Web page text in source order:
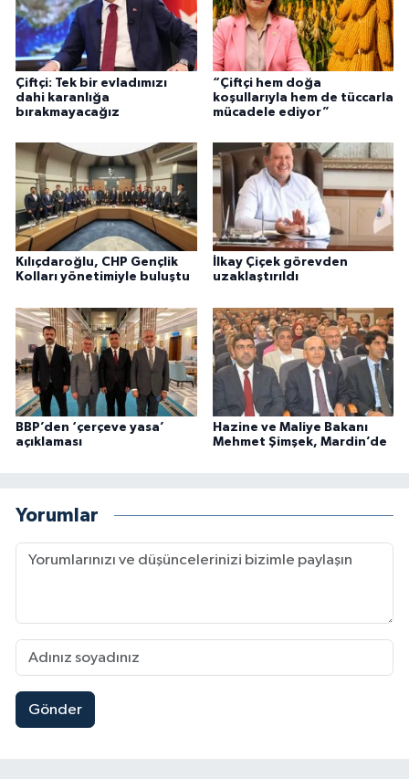
Çiftçi: Tek bir evladımızı
dahi karanlığa
bırakmayacağız
“Çiftçi hem doğa
koşullarıyla hem de tüccarla
mücadele ediyor”
Kılıçdaroğlu, CHP Gençlik
Kolları yönetimiyle buluştu
İlkay Çiçek görevden
uzaklaştırıldı
BBP’den ‘çerçeve yasa’
açıklaması
Hazine ve Maliye Bakanı
Mehmet Şimşek, Mardin’de
Yorumlar
Gönder